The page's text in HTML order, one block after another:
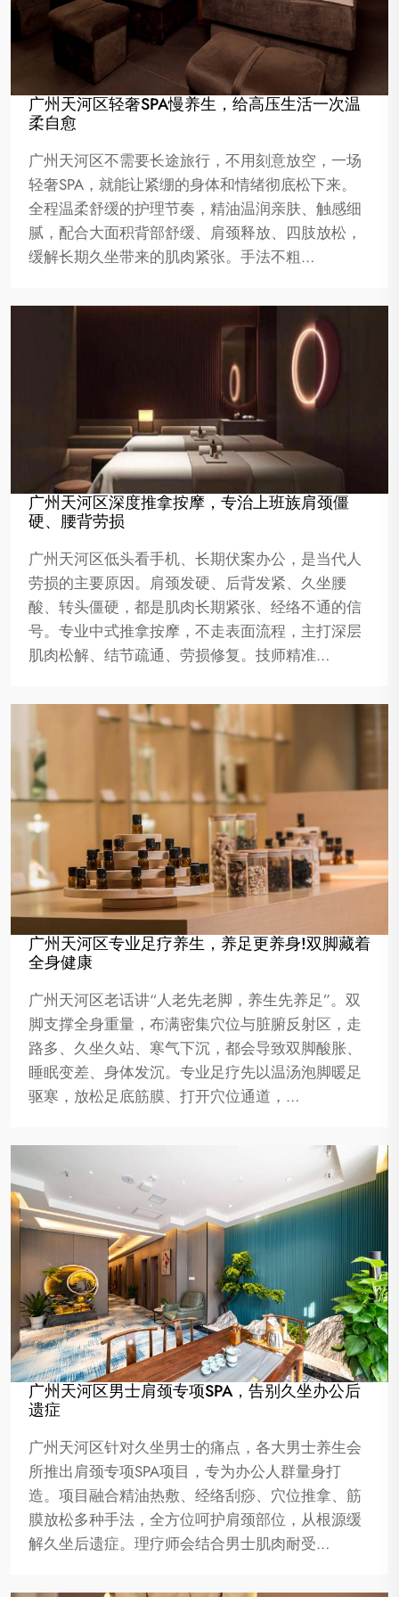
广州天河区轻奢SPA慢养生，给高压生活一次温
柔自愈
广州天河区不需要长途旅行，不用刻意放空，一场
轻奢SPA，就能让紧绷的身体和情绪彻底松下来。
全程温柔舒缓的护理节奏，精油温润亲肤、触感细
腻，配合大面积背部舒缓、肩颈释放、四肢放松，
缓解长期久坐带来的肌肉紧张。手法不粗…
广州天河区深度推拿按摩，专治上班族肩颈僵
硬、腰背劳损
广州天河区低头看手机、长期伏案办公，是当代人
劳损的主要原因。肩颈发硬、后背发紧、久坐腰
酸、转头僵硬，都是肌肉长期紧张、经络不通的信
号。专业中式推拿按摩，不走表面流程，主打深层
肌肉松解、结节疏通、劳损修复。技师精准…
广州天河区专业足疗养生，养足更养身!双脚藏着
全身健康
广州天河区老话讲“人老先老脚，养生先养足”。双
脚支撑全身重量，布满密集穴位与脏腑反射区，走
路多、久坐久站、寒气下沉，都会导致双脚酸胀、
睡眠变差、身体发沉。专业足疗先以温汤泡脚暖足
驱寒，放松足底筋膜、打开穴位通道，…
广州天河区男士肩颈专项SPA，告别久坐办公后
遗症
广州天河区针对久坐男士的痛点，各大男士养生会
所推出肩颈专项SPA项目，专为办公人群量身打
造。项目融合精油热敷、经络刮痧、穴位推拿、筋
膜放松多种手法，全方位呵护肩颈部位，从根源缓
解久坐后遗症。理疗师会结合男士肌肉耐受…